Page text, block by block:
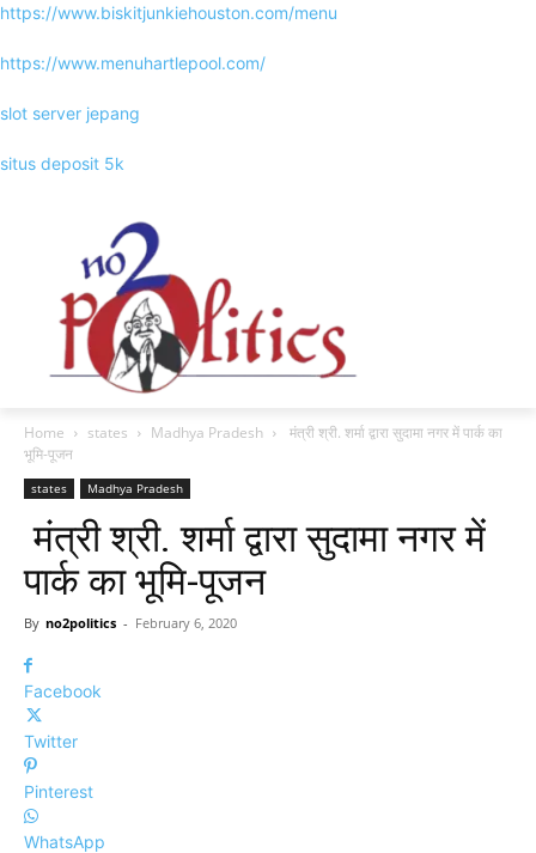
https://www.biskitjunkiehouston.com/menu
https://www.menuhartlepool.com/
slot server jepang
situs deposit 5k
Home states Madhya Pradesh
मंत्री श्री. शर्मा द्वारा सुदामा नगर में पार्क का
भूमि-पूजन
states Madhya Pradesh
मंत्री श्री. शर्मा द्वारा सुदामा नगर में
पार्क का भूमि-पूजन
By no2politics - February 6, 2020
Facebook
Twitter
Pinterest
WhatsApp